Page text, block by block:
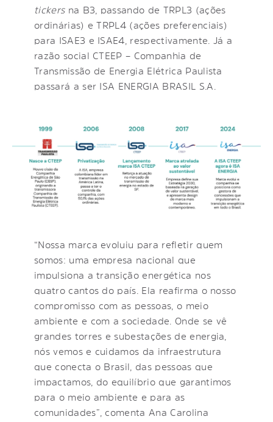
tickersna B3, passando de TRPL3 (ações
ordinárias) e TRPL4 (ações preferenciais)
para ISAE3 e ISAE4, respectivamente. Já a
razão social CTEEP – Companhia de
Transmissão de Energia Elétrica Paulista
passará a ser ISA ENERGIA BRASIL S.A.
“Nossa marca evoluiu para refletir quem
somos: uma empresa nacional que
impulsiona a transição energética nos
quatro cantos do país. Ela reafirma o nosso
compromisso com as pessoas, o meio
ambiente e com a sociedade. Onde se vê
grandes torres e subestações de energia,
nós vemos e cuidamos da infraestrutura
que conecta o Brasil, das pessoas que
impactamos, do equilíbrio que garantimos
para o meio ambiente e para as
comunidades”, comenta Ana Carolina